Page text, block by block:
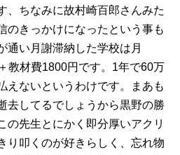
、ちなみに故村崎百郎さんみた
のきっかけになったという事も
通い月謝滞納した学校は月
教材費1800円です。1年で60万
えないというわけです。まあも
去してるでしょうから黒野の勝
の先生とにかく即分厚いアクリ
り叩くのが好きらしく、忘れ物